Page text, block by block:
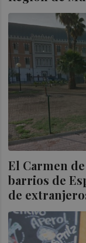
El Carmen
barrios de
de